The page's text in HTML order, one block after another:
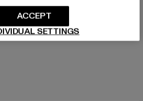
SETTINGS
ACCEPT